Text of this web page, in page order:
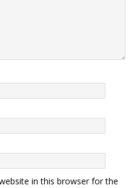
in this browser for the